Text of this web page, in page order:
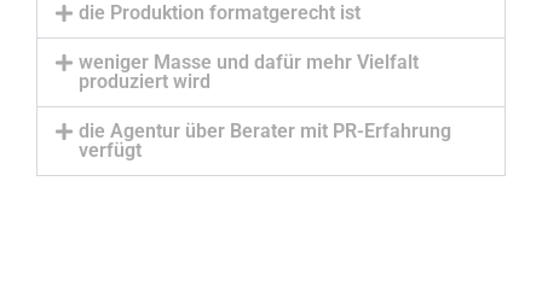
die Produktion formatgerecht ist
weniger Masse und dafür mehr Vielfalt
produziert wird
die Agentur über Berater mit PR-Erfahrung
verfügt